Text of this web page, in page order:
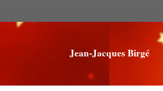
Jean-Jacques Birgé